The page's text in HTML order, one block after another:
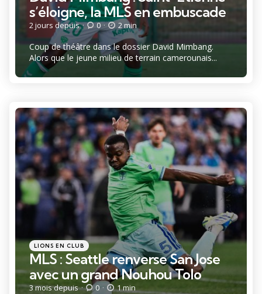
s’éloigne, la MLS en embuscade
2 jours depuis 0 2 min
Coup de théâtre dans le dossier David Mimbang.
Alors que le jeune milieu de terrain camerounais...
Catégories
Posté
dans
LIONS EN CLUB
MLS : Seattle renverse San Jose
avec un grand Nouhou Tolo
3 mois depuis 0 1 min